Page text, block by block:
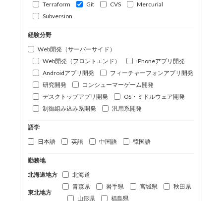
Terraform
Git CVS
Mercurial
Subversion
経験分野
Web開発（サーバーサイド）
Web開発（フロントエンド）
iPhoneアプリ開発
Androidアプリ開発
フィーチャーフォンアプリ開発
研究開発
コンシューマーゲーム開発
デスクトップアプリ開発
OS・ミドルウェア開発
制御組み込み系開発
汎用系開発
語学
日本語
英語 中国語 韓国語
勤務地
北海道地方
北海道
東北地方
青森県 岩手県 宮城県
秋田県
山形県
福島県